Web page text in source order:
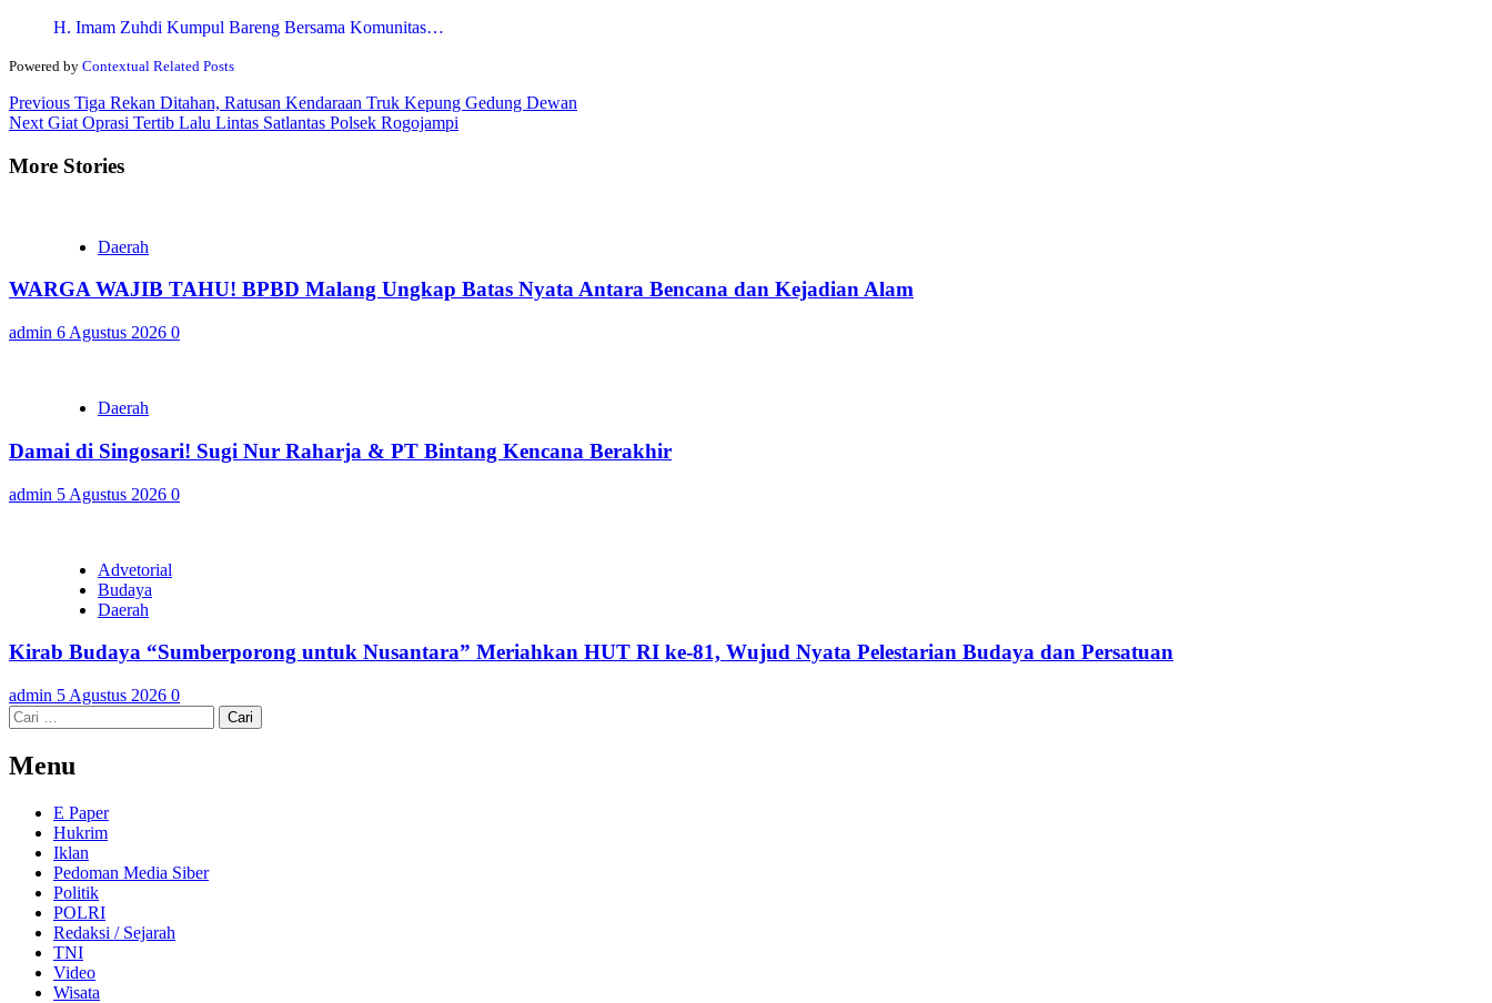
H. Imam Zuhdi Kumpul Bareng Bersama Komunitas…
Powered by Contextual Related Posts
Continue
Reading
Previous Tiga Rekan Ditahan, Ratusan Kendaraan Truk Kepung Gedung Dewan
Next Giat Oprasi Tertib Lalu Lintas Satlantas Polsek Rogojampi
More Stories
Daerah
WARGA WAJIB TAHU! BPBD Malang Ungkap Batas Nyata Antara Bencana dan Kejadian Alam
admin 6 Agustus 2026 0
Daerah
Damai di Singosari! Sugi Nur Raharja & PT Bintang Kencana Berakhir
admin 5 Agustus 2026 0
Advetorial
Budaya
Daerah
Kirab Budaya “Sumberporong untuk Nusantara” Meriahkan HUT RI ke-81, Wujud Nyata Pelestarian Budaya dan Persatuan
admin 5 Agustus 2026 0
Cari
untuk:
Menu
E Paper
Hukrim
Iklan
Pedoman Media Siber
Politik
POLRI
Redaksi / Sejarah
TNI
Video
Wisata